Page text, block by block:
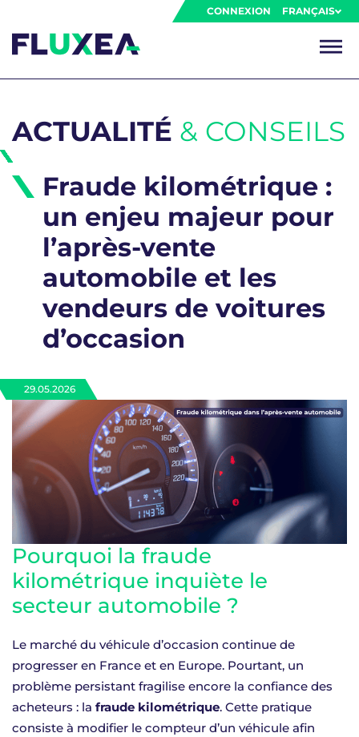
CONNEXION FRANÇAIS
ACTUALITÉ & CONSEILS
Fraude kilométrique :
un enjeu majeur pour
l’après-vente
automobile et les
vendeurs de voitures
d’occasion
29.05.2026
Pourquoi la fraude
kilométrique inquiète le
secteur automobile ?
Le marché du véhicule d’occasion continue de
progresser en France et en Europe. Pourtant, un
problème persistant fragilise encore la confiance des
acheteurs : la fraude kilométrique. Cette pratique
consiste à modifier le compteur d’un véhicule afin